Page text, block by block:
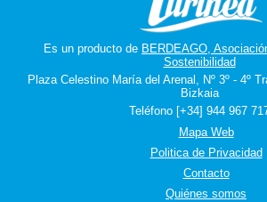
Es un producto de BERDEAGO,
Sostenibilidad
Plaza Celestino María del Arenal, Nº 3º - 4º
Bizkaia
Teléfono [+34] 944 967
Mapa Web
Politica de Privacidad
Contacto
Quiénes somos